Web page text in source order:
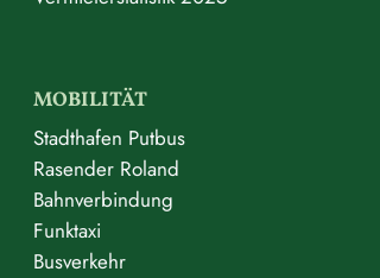
MOBILITÄT
Stadthafen Putbus
Rasender Roland
Bahnverbindung
Funktaxi
Busverkehr